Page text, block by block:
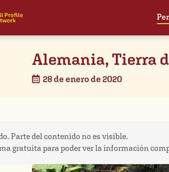
Alemania, Tierra
28 de enero de 2020
Parte del contenido no es visible.
gratuita para poder ver la información